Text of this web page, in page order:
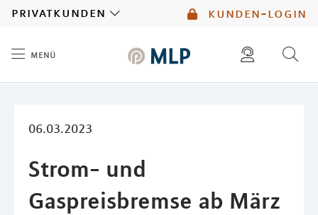
kunden-login
privatkunden
menü
06.03.2023
Strom- und
Gaspreisbremse ab März